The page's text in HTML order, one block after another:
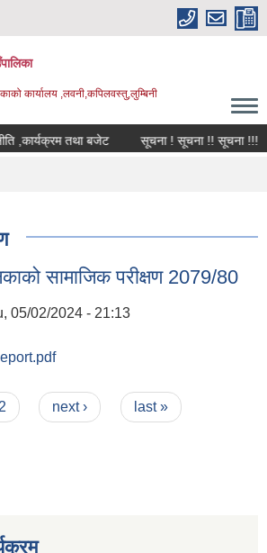
कार्यालय ,लवनी,कपिलवस्तु,लुम्बिनी
,कार्यक्रम तथा बजेट सूचना ! सूचना !! सूचना !!!
सामाजिक परीक्षण 2079/80
05/02/2024 - 21:13
2 next › last »